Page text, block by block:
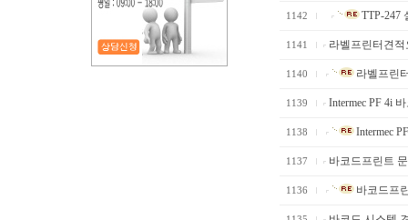
1142 TTP-247
1141 라벨프린터견
1140 라벨프린
1139 Intermec PF 4i
1138 Intermec
1137 바코드프린트
1136 바코드프